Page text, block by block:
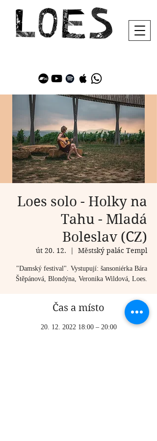
Loes solo - Holky na
Tahu - Mladá
Boleslav (CZ)
út 20. 12.
  |
Městský palác Templ
"Damský festival". Vystupují: šansoniérka Bára
Štěpánová, Blondýna, Veronika Wildová, Loes.
Čas a místo
20. 12. 2022 18:00 – 20:00